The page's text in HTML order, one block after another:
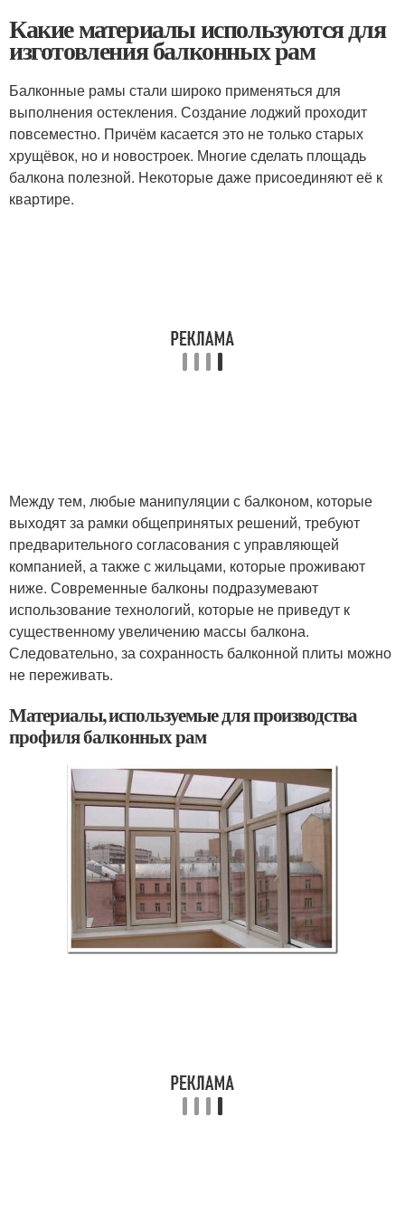
Какие материалы используются для
изготовления балконных рам
Балконные рамы стали широко применяться для
выполнения остекления. Создание лоджий проходит
повсеместно. Причём касается это не только старых
хрущёвок, но и новостроек. Многие сделать площадь
балкона полезной. Некоторые даже присоединяют её к
квартире.
Между тем, любые манипуляции с балконом, которые
выходят за рамки общепринятых решений, требуют
предварительного согласования с управляющей
компанией, а также с жильцами, которые проживают
ниже. Современные балконы подразумевают
использование технологий, которые не приведут к
существенному увеличению массы балкона.
Следовательно, за сохранность балконной плиты можно
не переживать.
Материалы, используемые для производства
профиля балконных рам